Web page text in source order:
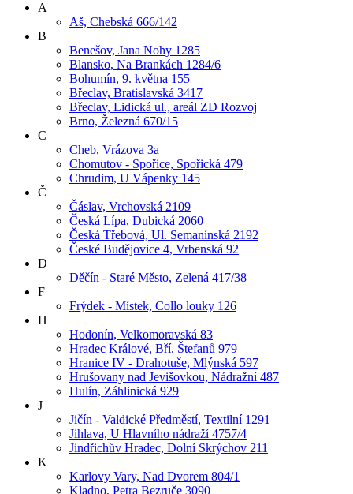
A
Aš, Chebská 666/142
B
Benešov, Jana Nohy 1285
Blansko, Na Brankách 1284/6
Bohumín, 9. května 155
Břeclav, Bratislavská 3417
Břeclav, Lidická ul., areál ZD Rozvoj
Brno, Železná 670/15
C
Cheb, Vrázova 3a
Chomutov - Spořice, Spořická 479
Chrudim, U Vápenky 145
Č
Čáslav, Vrchovská 2109
Česká Lípa, Dubická 2060
Česká Třebová, Ul. Semanínská 2192
České Budějovice 4, Vrbenská 92
D
Děčín - Staré Město, Zelená 417/38
F
Frýdek - Místek, Collo louky 126
H
Hodonín, Velkomoravská 83
Hradec Králové, Bří. Štefanů 979
Hranice IV - Drahotuše, Mlýnská 597
Hrušovany nad Jevišovkou, Nádražní 487
Hulín, Záhlinická 929
J
Jičín - Valdické Předměstí, Textilní 1291
Jihlava, U Hlavního nádraží 4757/4
Jindřichův Hradec, Dolní Skrýchov 211
K
Karlovy Vary, Nad Dvorem 804/1
Kladno, Petra Bezruče 3090